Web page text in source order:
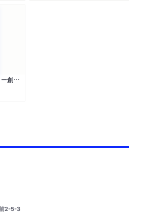
７日でできるキャラクター創作入門
2-5-3